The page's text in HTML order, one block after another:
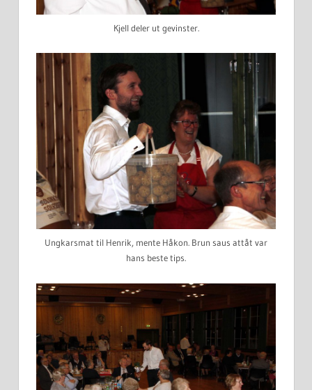
Kjell deler ut gevinster.
Ungkarsmat til Henrik, mente Håkon. Brun saus attåt var
hans beste tips.